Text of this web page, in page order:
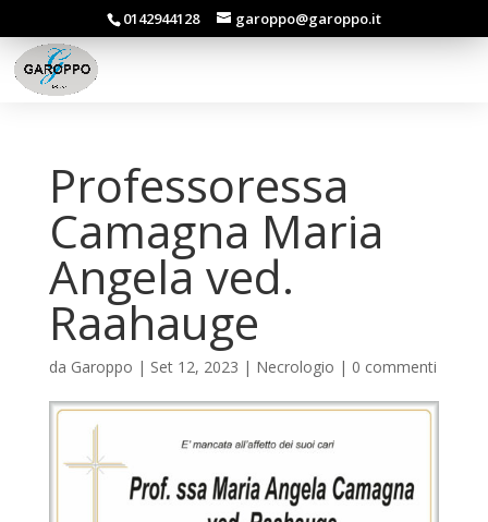
0142944128 garoppo@garoppo.it
Professoressa
Camagna Maria
Angela ved.
Raahauge
da Garoppo | Set 12, 2023 | Necrologio | 0 commenti